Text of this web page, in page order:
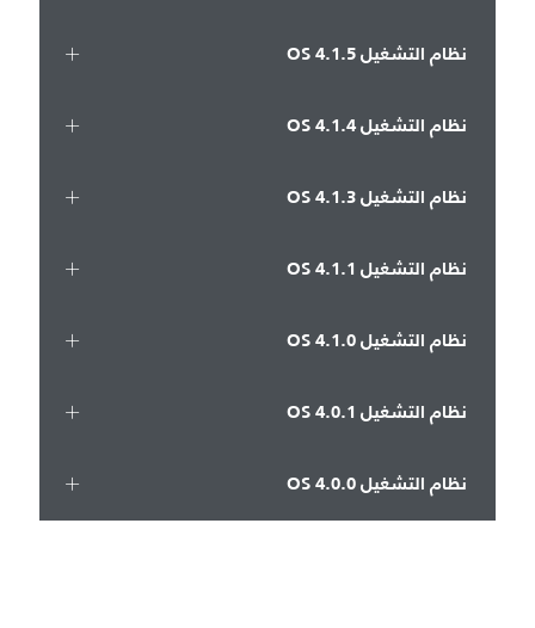
نظام التشغيل OS 4.1.5
نظام التشغيل OS 4.1.4
نظام التشغيل OS 4.1.3
نظام التشغيل OS 4.1.1
نظام التشغيل OS 4.1.0
نظام التشغيل OS 4.0.1
نظام التشغيل OS 4.0.0